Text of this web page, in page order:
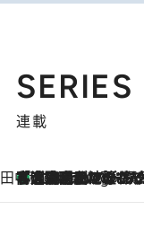
SERIES
連載
田中稲の勝手に再ブ
2 Hours Ago
「湘南乃風に憧れて」観客大盛上がりの“タオル回し”に、ラッパー顔負けの高速歌唱まで…さだまさし（74）のアグレッシブすぎる現在地